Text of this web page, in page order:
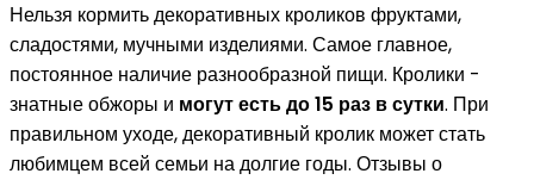
Нельзя кормить декоративных кроликов фруктами,
сладостями, мучными изделиями. Самое главное,
постоянное наличие разнообразной пищи. Кролики -
знатные обжоры и могут есть до 15 раз в сутки. При
правильном уходе, декоративный кролик может стать
любимцем всей семьи на долгие годы. Отзывы о